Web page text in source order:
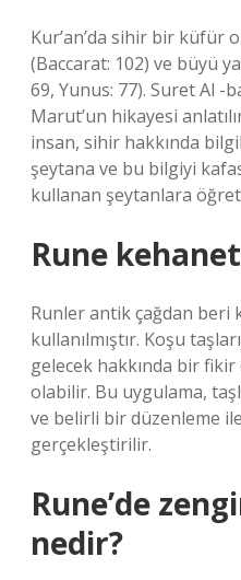
Kur’an’da sihir bir küfür
(Baccarat: 102) ve büyü
69, Yunus: 77). Suret Al -
Marut’un hikayesi
insan, sihir hakkında
şeytana ve bu bilgiyi
kullanan şeytanlara
Rune
Runler antik çağdan beri
kullanılmıştır. Koşu
gelecek hakkında bir fikir
olabilir. Bu uygulama,
ve belirli bir düzenleme
gerçekleştirilir.
Rune’de
nedir?